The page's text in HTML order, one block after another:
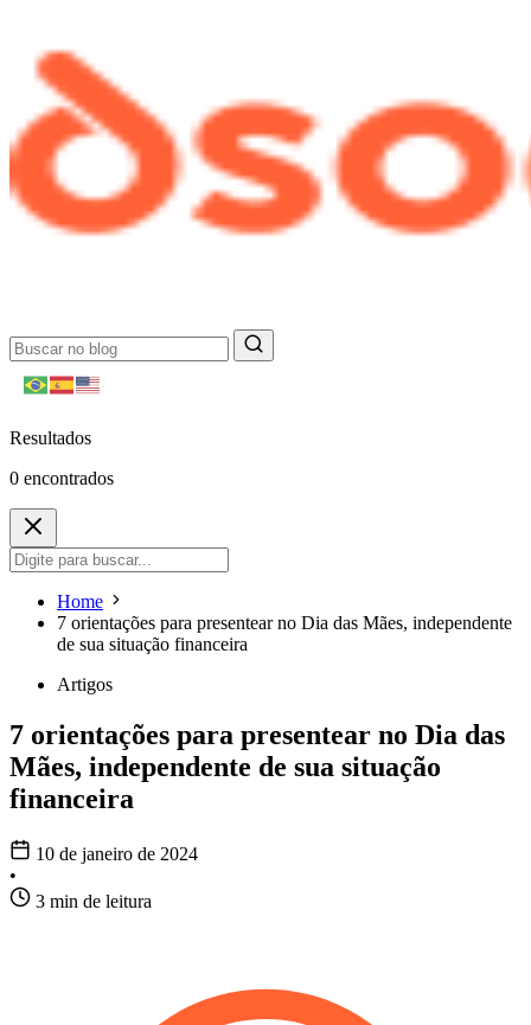
Resultados
0 encontrados
Home
7 orientações para presentear no Dia das Mães, independente
de sua situação financeira
Artigos
7 orientações para presentear no Dia das
Mães, independente de sua situação
financeira
10 de janeiro de 2024
•
3 min de leitura